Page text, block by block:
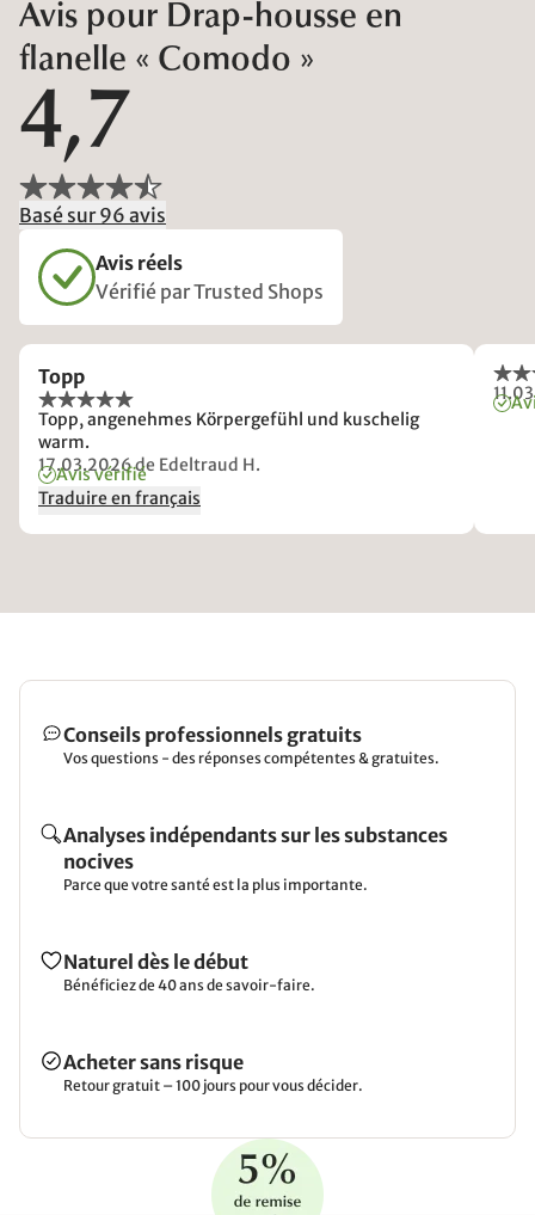
Avis pour Drap-housse en
flanelle « Comodo »
4,7
Basé sur 96 avis
Avis réels
Vérifié par Trusted Shops
Topp
Topp, angenehmes Körpergefühl und kuschelig
warm.
17.03.2026de Edeltraud H.
Avis vérifié
Traduire en français
Conseils professionnels gratuits
Vos questions - des réponses compétentes & gratuites.
Analyses indépendants sur les substances
nocives
Parce que votre santé est la plus importante.
Naturel dès le début
Bénéficiez de 40 ans de savoir-faire.
Acheter sans risque
Retour gratuit – 100 jours pour vous décider.